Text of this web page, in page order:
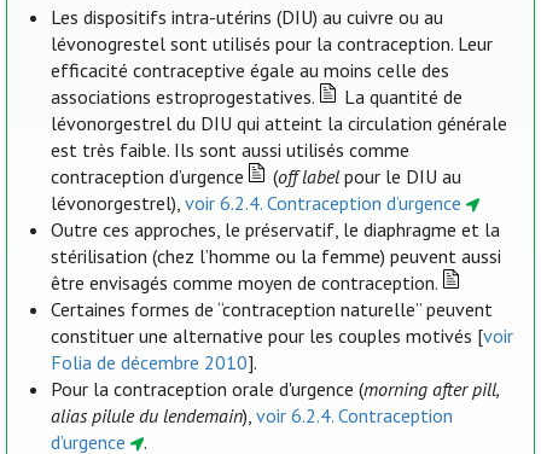
Les dispositifs intra-utérins (DIU) au cuivre ou au
lévonogrestel sont utilisés pour la contraception. Leur
efficacité contraceptive égale au moins celle des
associations estroprogestatives.
La quantité de
lévonorgestrel du DIU qui atteint la circulation générale
est très faible. Ils sont aussi utilisés comme
contraception d’urgence
(off labelpour le DIU au
lévonorgestrel),voir 6.2.4. Contraception d’urgence
Outre ces approches, le préservatif, le diaphragme et la
stérilisation (chez l’homme ou la femme) peuvent aussi
être envisagés comme moyen de contraception.
Certaines formes de “contraception naturelle” peuvent
constituer une alternative pour les couples motivés [voir
Folia de décembre 2010].
Pour la contraception orale d'urgence (morning after pill,
alias pilule du lendemain),voir 6.2.4. Contraception
d’urgence
.